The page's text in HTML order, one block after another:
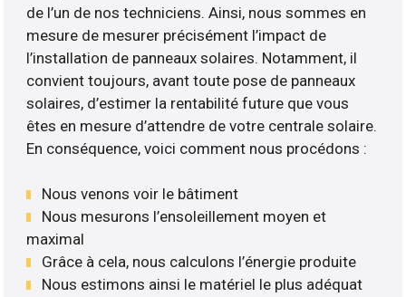
de l’un de nos techniciens. Ainsi, nous sommes en
mesure de mesurer précisément l’impact de
l’installation de panneaux solaires. Notamment, il
convient toujours, avant toute pose de panneaux
solaires, d’estimer la rentabilité future que vous
êtes en mesure d’attendre de votre centrale solaire.
En conséquence, voici comment nous procédons :
Nous venons voir le bâtiment
Nous mesurons l’ensoleillement moyen et
maximal
Grâce à cela, nous calculons l’énergie produite
Nous estimons ainsi le matériel le plus adéquat